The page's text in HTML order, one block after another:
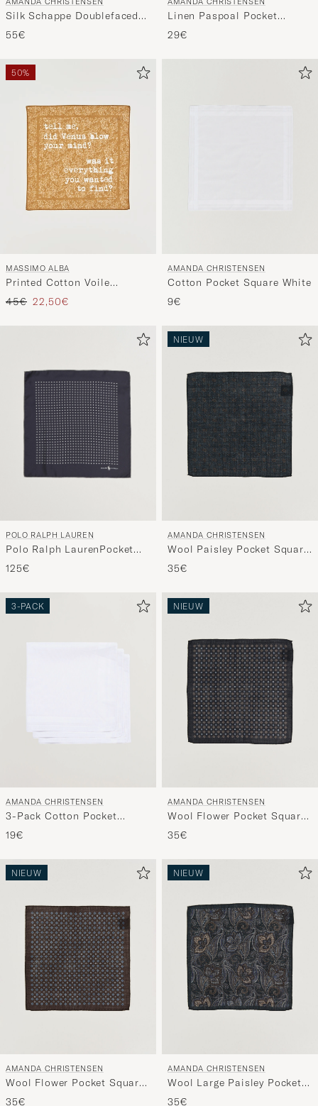
Silk Schappe Doublefaced
Pocket Square Beige
55€
Linen Paspoal Pocket
Square Sand/White
29€
50%
MASSIMO ALBA
Printed Cotton Voile
Hankerchief Bronze
Reguliere prijs
45€ Verlaagd prijs
22,50€
AMANDA CHRISTENSEN
Cotton Pocket Square White
9€
POLO RALPH LAUREN
Polo Ralph LaurenPocket
SquareNavy
125€
NIEUW
AMANDA CHRISTENSEN
Wool Paisley Pocket Square
Navy
35€
3-PACK
AMANDA CHRISTENSEN
3-Pack Cotton Pocket
Square White
19€
NIEUW
AMANDA CHRISTENSEN
Wool Flower Pocket Square
Navy
35€
NIEUW
AMANDA CHRISTENSEN
Wool Flower Pocket Square
Brown
35€
NIEUW
AMANDA CHRISTENSEN
Wool Large Paisley Pocket
Square Navy
35€